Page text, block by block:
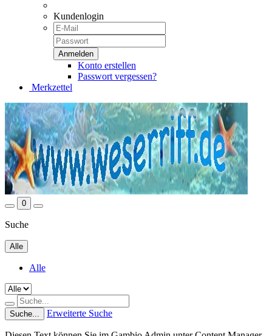
Kundenlogin
Konto erstellen
Passwort vergessen?
Merkzettel
0
Suche
Alle
Alle
Suche... Erweiterte Suche